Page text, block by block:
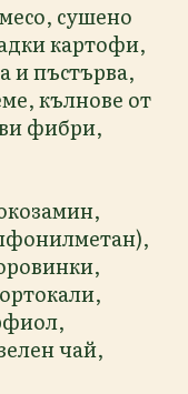
сушено
картофи,
и пъстърва,
кълнове от
фибри,
чай,